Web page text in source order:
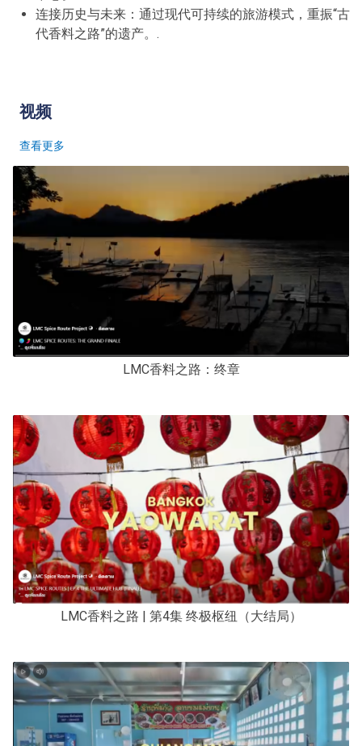
连接历史与未来：通过现代可持续的旅游模式，重振“古
代香料之路”的遗产。 .
视频
查看更多
LMC香料之路：终章
LMC香料之路 | 第4集 终极枢纽（大结局）